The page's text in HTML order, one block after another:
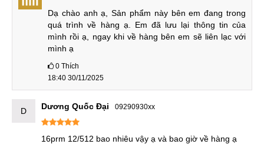
Dạ chào anh ạ, Sản phẩm này bên em đang trong
quá trình về hàng ạ. Em đã lưu lại thông tin của
mình rồi ạ, ngay khi về hàng bên em sẽ liên lạc với
mình ạ
0 Thích
18:40 30/11/2025
D Dương Quốc Đại 09290930xx
16prm 12/512 bao nhiêu vậy ạ và bao giờ về hàng ạ